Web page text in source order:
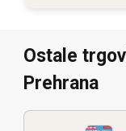
Ostale
Prehrana